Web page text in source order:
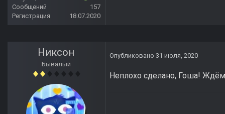
Сообщений
157
Регистрация
18.07.2020
Никсон
Бывалый
Опубликовано 31 июля, 2020
Неплохо сделано, Гоша!